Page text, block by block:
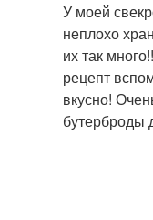
У моей
неплохо
их так
рецепт
вкусно!
бутерброды